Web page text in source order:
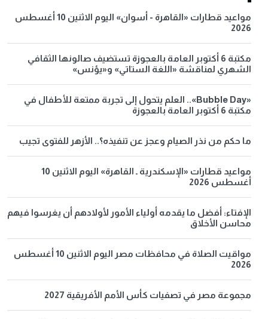
مواعيد قطارات «القاهرة - أسوان» اليوم الاثنين 10 أغسطس
2026
مكتبة 6 أكتوبر العامة بالعجوزة تستضيف صالونها الثقافي
الشهري لمناقشة «اللغة الستاتي» و«يؤنس»
«Bubble Day».. العلم يتحول إلى تجربة ممتعة للأطفال في
مكتبة 6 أكتوبر العامة بالعجوزة
ما حكم من نذر الصيام وعجز عن تنفيذه؟.. الأزهر للفتوى تجيب
مواعيد قطارات «الإسكندرية ـ القاهرة» اليوم الاثنين 10
أغسطس 2026
الإفتاء: أفضل ما يقدمه أولياء الأمور لأولادهم أن يغرسوا فيهم
محاسن الأخلاق
مواقيت الصلاة في محافظات مصر اليوم الاثنين 10 أغسطس
2026
مجموعة مصر في تصفيات كأس الأمم الأفريقية 2027